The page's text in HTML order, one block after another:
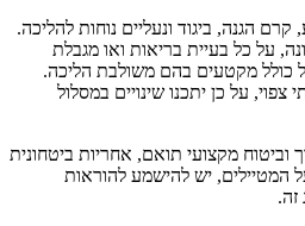
כובע, קרם הגנה, ביגוד ונעליים נוחות להליכה.
על כל בעיית בריאות ואו מגבלת
כולל מקטעים בהם משולבת הליכה.
על כן יתכנו שינויים במסלול
וביטוח מקצועי תואם, אחריות ביטחונית
המטיילים, יש להישמע להוראות
זה.